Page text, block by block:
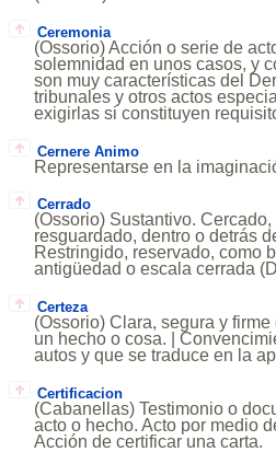
Ceremonia
(Ossorio) Acción o serie de
solemnidad en unos casos, y
son muy características del
tribunales y otros actos
exigirlas si constituyen
Cernere Animo
Representarse en la
Cerrado
(Ossorio) Sustantivo.
resguardado, dentro o detrás
Restringido, reservado, como
antigüedad o escala cerrada
Certeza
(Ossorio) Clara, segura y
un hecho o cosa. |
autos y que se traduce en la
Certificacion
(Cabanellas) Testimonio o
acto o hecho. Acto por medio
Acción de certificar una carta.